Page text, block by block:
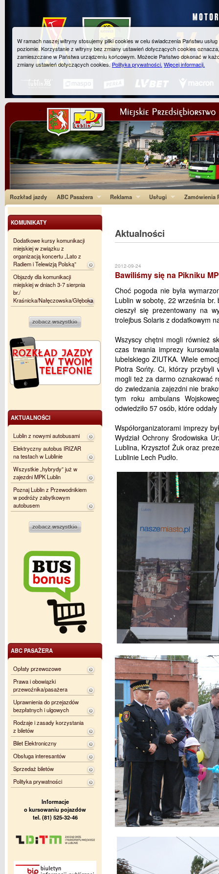
Rozkład jazdy ABC Pasażera Reklama Usługi Zamówienia
Aktualności
2012-09-24
Bawiliśmy się na Pikniku
Choć pogoda nie była
Lublin w sobotę, 22 września
cieszył się prezentowany na
trolejbus Solaris z dodatkowym
Wszyscy chętni mogli również
czas trwania imprezy
lubelskiego ZIUTKA. Wiele
Piotra Sońty. Ci, którzy
mogli też za darmo oznakować
do zwiedzania zajezdni nie
tym roku ambulans
odwiedziło 57 osób, które
Współorganizatorami imprezy
Wydział Ochrony Środowiska
Lublina, Krzysztof Żuk oraz
Lublinie Lech Pudło.
KOMUNIKATY
Dodatkowe kursy komunikacji
miejskiej w związku z
organizacją koncertu „Lato z
Radiem i Telewizją Polską”
Objazdy dla komunikacji
miejskiej w dniach 3-7 sierpnia
br./
Kraśnicka/Nałęczowska/Głęboka
AKTUALNOŚCI
Lublin z nowymi autobusami
Elektryczny autobus IRIZAR
na testach w Lublinie
Wszystkie „hybrydy” już w
zajezdni MPK Lublin
Poznaj Lublin z Przewodnikiem
w podróży zabytkowym
autobusem
ABC PASAŻERA
Opłaty przewozowe
Prawa i obowiązki
przewoźnika/pasażera
Uprawnienia do przejazdów
bezpłatnych i ulgowych
Rodzaje i zasady korzystania
z biletów
Bilet Elektroniczny
Obsługa interesantów
Sprzedaż biletów
Polityka prywatności
Informacje
o kursowaniu pojazdów
tel. (81) 525-32-46
W ramach naszej witryny stosujemy pliki cookies w celu świadczenia Państwu
poziomie. Korzystanie z witryny bez zmiany ustawień dotyczących cookies
zamieszczane w Państwa urządzeniu końcowym. Możecie Państwo dokonać w
zmiany ustawień dotyczących cookies.Polityka prywatności. Więcej informacji.